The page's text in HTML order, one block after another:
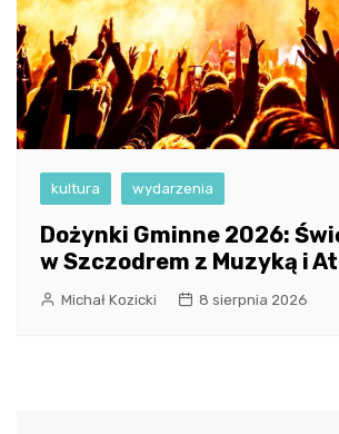
kultura wydarzenia
Dożynki Gminne 2026:
w Szczodrem z Muzyką i
Michał Kozicki 8 sierpnia 2026